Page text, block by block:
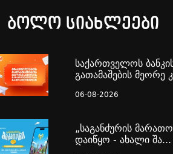
ბოლო სიახლეები
საქართველოს
გათამაშების მეორე
06-08-2026
„საგანძურის
დაიწყო - ახალი შა...